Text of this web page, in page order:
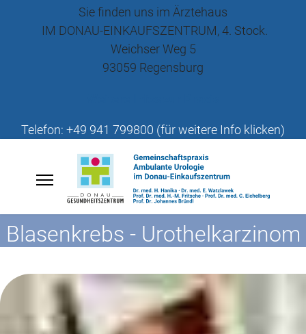
Sie finden uns im Ärztehaus
IM DONAU-EINKAUFSZENTRUM, 4. Stock.
Weichser Weg 5
93059 Regensburg
Telefon: +49 941 799800 (für weitere Info klicken)
Blasenkrebs - Urothelkarzinom